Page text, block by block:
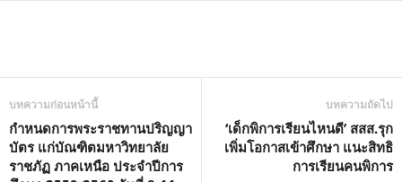
บทความก่อนหน้านี้
กำหนดการพระราชทานปริญญา
บัตร แก่บัณฑิตมหาวิทยาลัย
ราชภัฏ ภาคเหนือ ประจำปีการ
บทความถัดไป
‘เด็กพิการเรียนไหนดี’ สสส.รุก
เพิ่มโอกาสเข้าศึกษา แนะสิทธิ
การเรียนคนพิการ